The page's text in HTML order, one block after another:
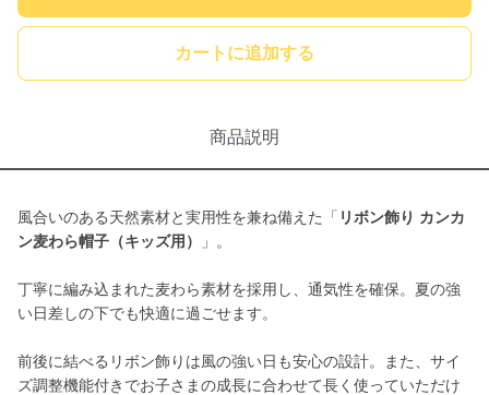
カートに追加する
商品説明
風合いのある天然素材と実用性を兼ね備えた「 リボン飾り カンカ
ン麦わら帽子（キッズ用）
」。
丁寧に編み込まれた麦わら素材を採用し、通気性を確保。夏の強
い日差しの下でも快適に過ごせます。
前後に結べるリボン飾りは風の強い日も安心の設計。また、サイ
ズ調整機能付きでお子さまの成長に合わせて長く使っていただけ